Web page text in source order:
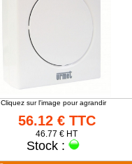
Cliquez sur l'image pour agrandir
56.12 € TTC
46.77 € HT
Stock :